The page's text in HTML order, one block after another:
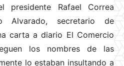
Rafael Correa
Alvarado, secretario de
carta a diario El Comercio
los nombres de las
lo estaban insultando a